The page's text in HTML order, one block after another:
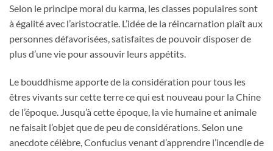
Selon le principe moral du karma, les classes populaires sont
à égalité avec l’aristocratie. L’idée de la réincarnation plaît aux
personnes défavorisées, satisfaites de pouvoir disposer de
plus d’une vie pour assouvir leurs appétits.
Le bouddhisme apporte de la considération pour tous les
êtres vivants sur cette terre ce qui est nouveau pour la Chine
de l’époque. Jusqu’à cette époque, la vie humaine et animale
ne faisait l’objet que de peu de considérations. Selon une
anecdote célèbre, Confucius venant d’apprendre l’incendie de